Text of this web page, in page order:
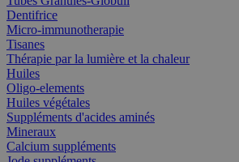
Dentifrice
Micro-immunotherapie
Tisanes
Thérapie par la lumière et la chaleur
Huiles
Oligo-elements
Huiles végétales
Suppléments d'acides aminés
Mineraux
Calcium suppléments